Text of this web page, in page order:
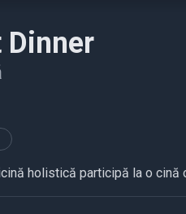
Dinner
holistică participă la o